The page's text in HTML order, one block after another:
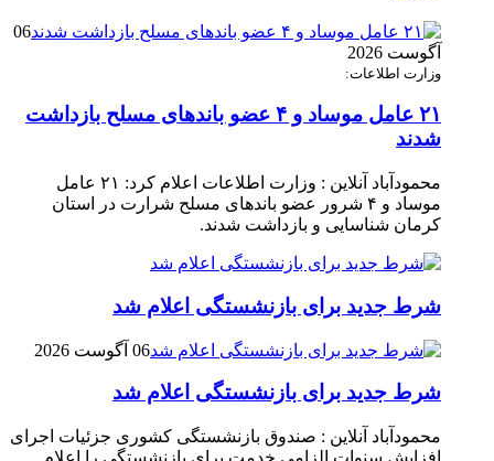
06
آگوست 2026
وزارت اطلاعات:
۲۱ عامل موساد و ۴ عضو باند‌های مسلح بازداشت
شدند
محمودآباد آنلاین : وزارت اطلاعات اعلام کرد: ۲۱ عامل
موساد و ۴ شرور عضو باند‌های مسلح شرارت در استان
کرمان شناسایی و بازداشت شدند.
شرط جدید برای بازنشستگی اعلام شد
06 آگوست 2026
شرط جدید برای بازنشستگی اعلام شد
محمودآباد آنلاین : صندوق بازنشستگی کشوری جزئیات اجرای
افزایش سنوات الزامی خدمت برای بازنشستگی را اعلام